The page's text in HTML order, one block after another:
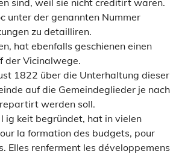
sind, weil sie nicht creditirt waren.
unter der genannten Nummer
zu detailliren.
hat ebenfalls geschienen einen
der Vicinalwege.
1822 über die Unterhaltung dieser
auf die Gemeindeglieder je nach
werden soll.
ig keit begründet, hat in vielen
la formation des budgets, pour
Elles renferment les développemens